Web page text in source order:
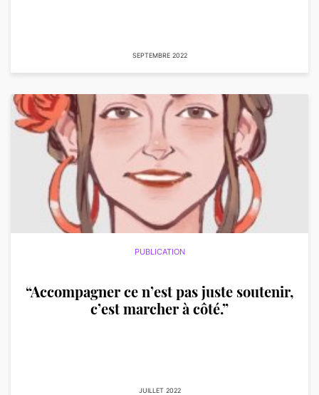
SEPTEMBRE 2022
PUBLICATION
“Accompagner ce n’est pas juste soutenir,
c’est marcher à côté.”
JUILLET 2022